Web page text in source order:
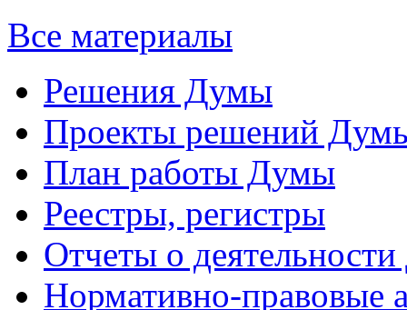
Все материалы
Решения Думы
Проекты решений
План работы Думы
Реестры, регистры
Отчеты о
Нормативно-правовые